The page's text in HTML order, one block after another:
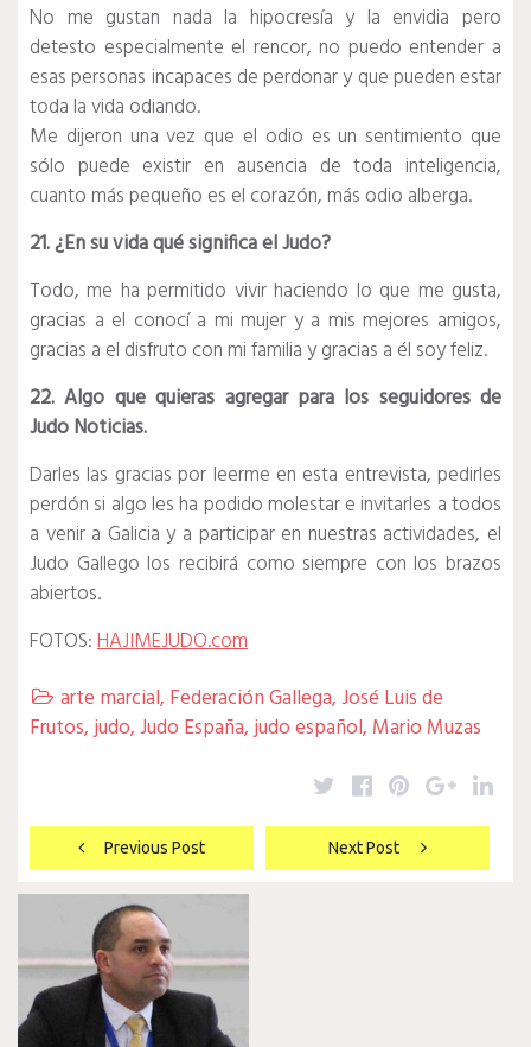
No me gustan nada la hipocresía y la envidia pero
detesto especialmente el rencor, no puedo entender a
esas personas incapaces de perdonar y que pueden estar
toda la vida odiando.
Me dijeron una vez que el odio es un sentimiento que
sólo puede existir en ausencia de toda inteligencia,
cuanto más pequeño es el corazón, más odio alberga.
21. ¿En su vida qué significa el Judo?
Todo, me ha permitido vivir haciendo lo que me gusta,
gracias a el conocí a mi mujer y a mis mejores amigos,
gracias a el disfruto con mi familia y gracias a él soy feliz.
22. Algo que quieras agregar para los seguidores de
Judo Noticias.
Darles las gracias por leerme en esta entrevista, pedirles
perdón si algo les ha podido molestar e invitarles a todos
a venir a Galicia y a participar en nuestras actividades, el
Judo Gallego los recibirá como siempre con los brazos
abiertos.
FOTOS:HAJIMEJUDO.com
 arte marcial, Federación Gallega,José Luis de
Frutos,judo,Judo España,judo español, Mario Muzas
Navegación
de
entradas
Previous Post Next Post
Twitter
Facebook
Pinterest